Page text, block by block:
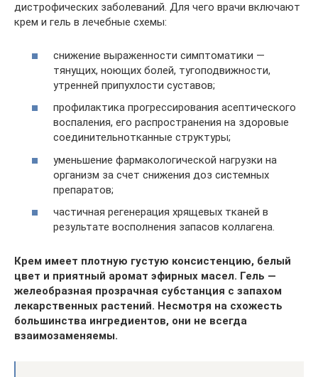
дистрофических заболеваний. Для чего врачи включают
крем и гель в лечебные схемы:
снижение выраженности симптоматики —
тянущих, ноющих болей, тугоподвижности,
утренней припухлости суставов;
профилактика прогрессирования асептического
воспаления, его распространения на здоровые
соединительнотканные структуры;
уменьшение фармакологической нагрузки на
организм за счет снижения доз системных
препаратов;
частичная регенерация хрящевых тканей в
результате восполнения запасов коллагена.
Крем имеет плотную густую консистенцию, белый
цвет и приятный аромат эфирных масел. Гель —
желеобразная прозрачная субстанция с запахом
лекарственных растений. Несмотря на схожесть
большинства ингредиентов, они не всегда
взаимозаменяемы.